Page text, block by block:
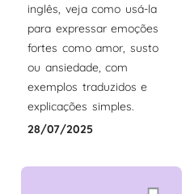
inglês, veja como usá-la
para expressar emoções
fortes como amor, susto
ou ansiedade, com
exemplos traduzidos e
explicações simples.
28/07/2025